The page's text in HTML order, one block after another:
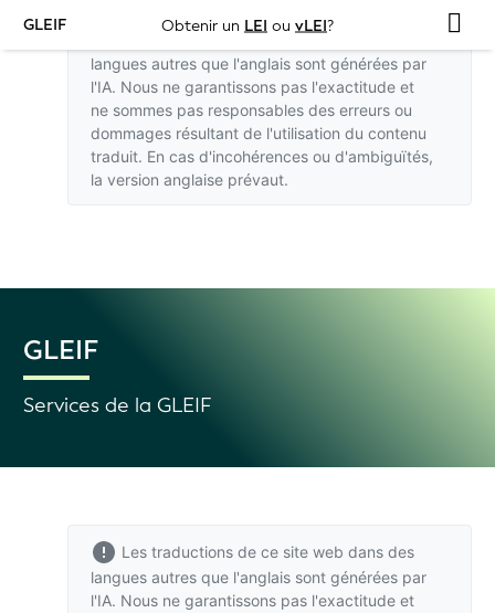
GLEIF Obtenir un LEI ou vLEI?
Les traductions de ce site web dans des
langues autres que l'anglais sont générées par
l'IA. Nous ne garantissons pas l'exactitude et
ne sommes pas responsables des erreurs ou
dommages résultant de l'utilisation du contenu
traduit. En cas d'incohérences ou d'ambiguïtés,
la version anglaise prévaut.
GLEIF
Services de la GLEIF
Les traductions de ce site web dans des
langues autres que l'anglais sont générées par
l'IA. Nous ne garantissons pas l'exactitude et